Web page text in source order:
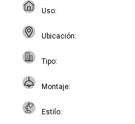
Uso
Ubicación
Tipo
Montaje
Estilo